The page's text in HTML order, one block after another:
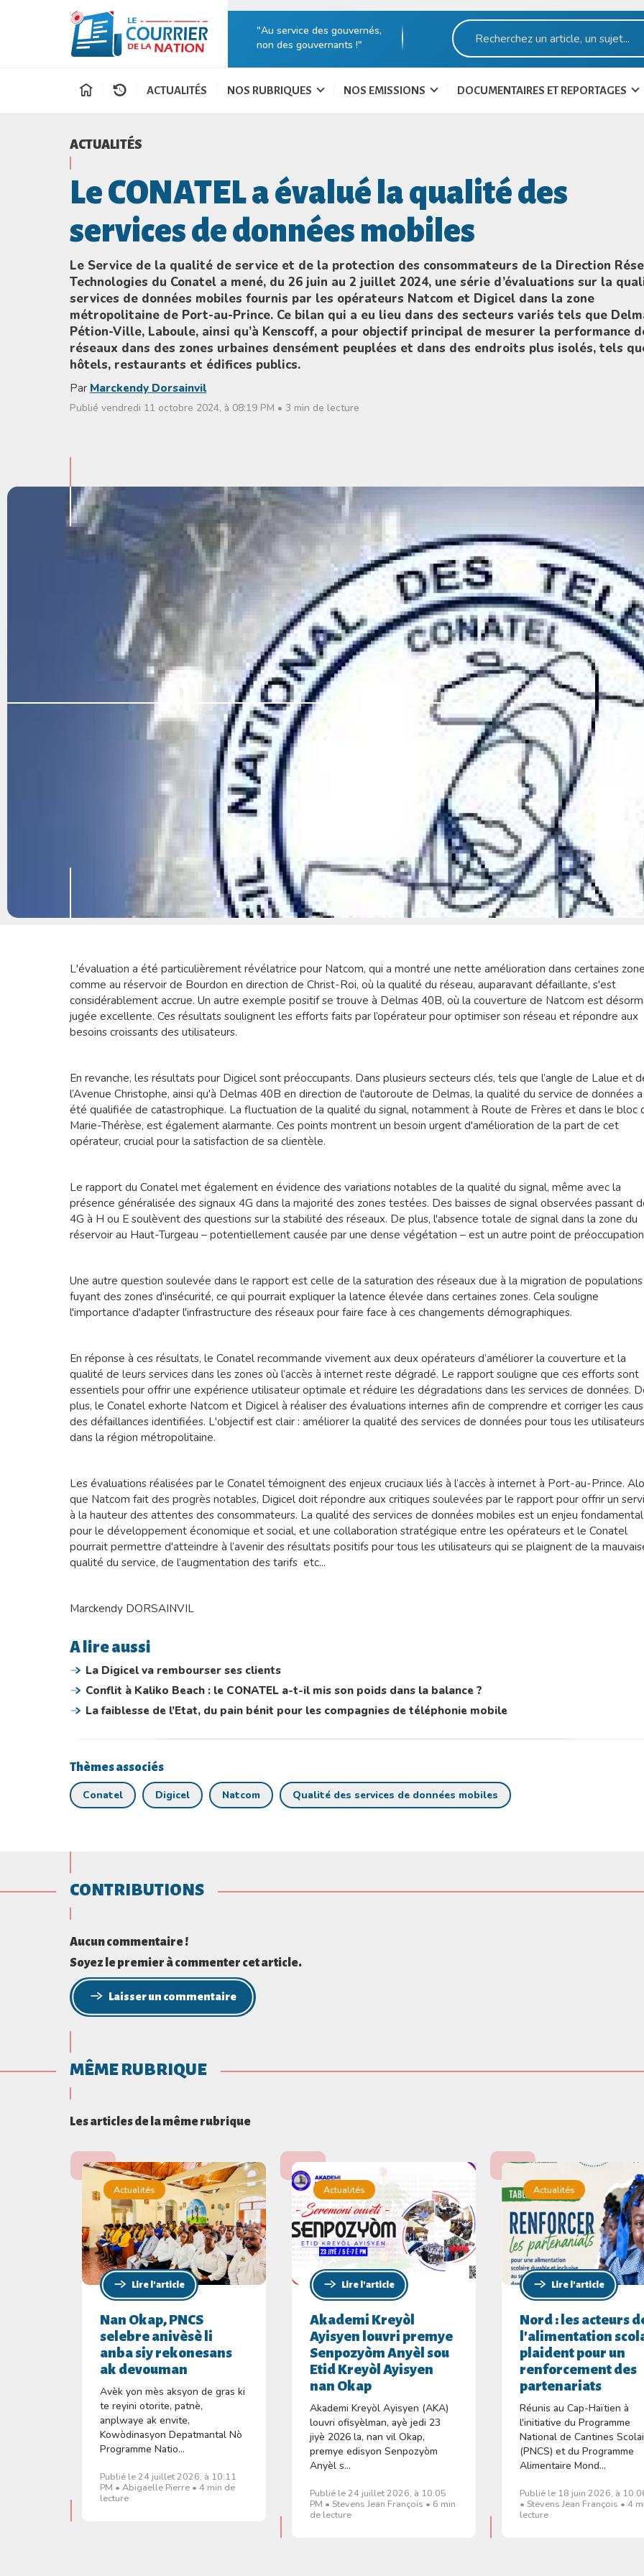
"Au service des gouvernés,
non des gouvernants !"
ACTUALITÉS NOS RUBRIQUES NOS EMISSIONS DOCUMENTAIRES ET REPORTAGES
ACTUALITÉS
Le CONATEL a évalué la qualité des
services de données mobiles
Le Service de la qualité de service et de la protection des consommateurs de la Direction
Technologies du Conatel a mené, du 26 juin au 2 juillet 2024, une série d’évaluations sur la
services de données mobiles fournis par les opérateurs Natcom et Digicel dans la zone
métropolitaine de Port-au-Prince. Ce bilan qui a eu lieu dans des secteurs variés tels que
Pétion-Ville, Laboule, ainsi qu’à Kenscoff, a pour objectif principal de mesurer la performance
réseaux dans des zones urbaines densément peuplées et dans des endroits plus isolés, tels
hôtels, restaurants et édifices publics.
Par Marckendy Dorsainvil
Publié vendredi 11 octobre 2024, à 08:19 PM • 3 min de lecture
L'évaluation a été particulièrement révélatrice pour Natcom, qui a montré une nette amélioration dans certaines
comme au réservoir de Bourdon en direction de Christ-Roi, où la qualité du réseau, auparavant défaillante, s'est
considérablement accrue. Un autre exemple positif se trouve à Delmas 40B, où la couverture de Natcom est
jugée excellente. Ces résultats soulignent les efforts faits par l’opérateur pour optimiser son réseau et répondre aux
besoins croissants des utilisateurs.
En revanche, les résultats pour Digicel sont préoccupants. Dans plusieurs secteurs clés, tels que l’angle de Lalue et
l’Avenue Christophe, ainsi qu'à Delmas 40B en direction de l'autoroute de Delmas, la qualité du service de données a
été qualifiée de catastrophique. La fluctuation de la qualité du signal, notamment à Route de Frères et dans le bloc
Marie-Thérèse, est également alarmante. Ces points montrent un besoin urgent d'amélioration de la part de cet
opérateur, crucial pour la satisfaction de sa clientèle.
Le rapport du Conatel met également en évidence des variations notables de la qualité du signal, même avec la
présence généralisée des signaux 4G dans la majorité des zones testées. Des baisses de signal observées passant
4G à H ou E soulèvent des questions sur la stabilité des réseaux. De plus, l'absence totale de signal dans la zone du
réservoir au Haut-Turgeau – potentiellement causée par une dense végétation – est un autre point de
Une autre question soulevée dans le rapport est celle de la saturation des réseaux due à la migration de populations
fuyant des zones d'insécurité, ce qui pourrait expliquer la latence élevée dans certaines zones. Cela souligne
l'importance d'adapter l'infrastructure des réseaux pour faire face à ces changements démographiques.
En réponse à ces résultats, le Conatel recommande vivement aux deux opérateurs d’améliorer la couverture et la
qualité de leurs services dans les zones où l’accès à internet reste dégradé. Le rapport souligne que ces efforts sont
essentiels pour offrir une expérience utilisateur optimale et réduire les dégradations dans les services de données.
plus, le Conatel exhorte Natcom et Digicel à réaliser des évaluations internes afin de comprendre et corriger les
des défaillances identifiées. L'objectif est clair : améliorer la qualité des services de données pour tous les utilisateurs
dans la région métropolitaine.
Les évaluations réalisées par le Conatel témoignent des enjeux cruciaux liés à l’accès à internet à Port-au-Prince.
que Natcom fait des progrès notables, Digicel doit répondre aux critiques soulevées par le rapport pour offrir un
à la hauteur des attentes des consommateurs. La qualité des services de données mobiles est un enjeu fondamental
pour le développement économique et social, et une collaboration stratégique entre les opérateurs et le Conatel
pourrait permettre d'atteindre à l’avenir des résultats positifs pour tous les utilisateurs qui se plaignent de la
qualité du service, de l’augmentation des tarifs etc...
Marckendy DORSAINVIL
A lire aussi
La Digicel va rembourser ses clients
Conflit à Kaliko Beach : le CONATEL a-t-il mis son poids dans la balance ?
La faiblesse de l’Etat, du pain bénit pour les compagnies de téléphonie mobile
Thèmes associés
Conatel Digicel Natcom Qualité des services de données mobiles
CONTRIBUTIONS
Aucun commentaire !
Soyez le premier à commenter cet article.
Laisser un commentaire
MÊME RUBRIQUE
Les articles de la même rubrique
Actualités
Lire l'article
Nan Okap, PNCS
selebre anivèsè li
anba siy rekonesans
ak devouman
Avèk yon mès aksyon de gras ki
te reyini otorite, patnè,
anplwaye ak envite,
Kowòdinasyon Depatmantal Nò
Programme Natio...
Publié le 24 juillet 2026, à 10:11
PM • Abigaelle Pierre • 4 min de
lecture
Actualités
Lire l'article
Akademi Kreyòl
Ayisyen louvri premye
Senpozyòm Anyèl sou
Etid Kreyòl Ayisyen
nan Okap
Akademi Kreyòl Ayisyen (AKA)
louvri ofisyèlman, ayè jedi 23
jiyè 2026 la, nan vil Okap,
premye edisyon Senpozyòm
Anyèl s...
Publié le 24 juillet 2026, à 10:05
PM • Stevens Jean François • 6 min
de lecture
Actualités
Lire l'article
Nord : les acteurs
l'alimentation
plaident pour un
renforcement des
partenariats
Réunis au Cap-Haïtien à
l'initiative du Programme
National de Cantines
(PNCS) et du Programme
Alimentaire Mond...
Publié le 18 juin 2026, à
• Stevens Jean François • 4
lecture